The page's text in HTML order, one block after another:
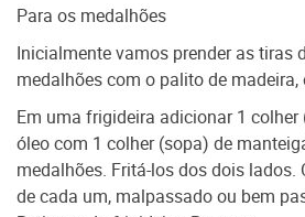
Para os medalhões
Inicialmente vamos prender as tiras
medalhões com o palito de madeira,
Em uma frigideira adicionar 1 colher
óleo com 1 colher (sopa) de
medalhões. Fritá-los dos dois lados.
de cada um, malpassado ou bem